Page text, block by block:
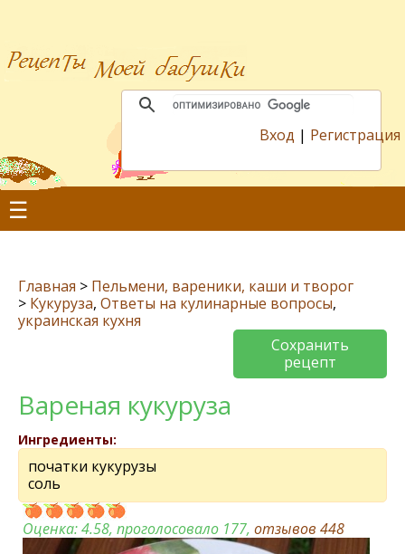
Вход | Регистрация
☰
Главная > Пельмени, вареники, каши и творог
> Кукуруза, Ответы на кулинарные вопросы,
украинская кухня
Сохранить
рецепт
Вареная кукуруза
Ингредиенты:
початки кукурузы
соль
Оценка:4.58, проголосовало 177, отзывов 448